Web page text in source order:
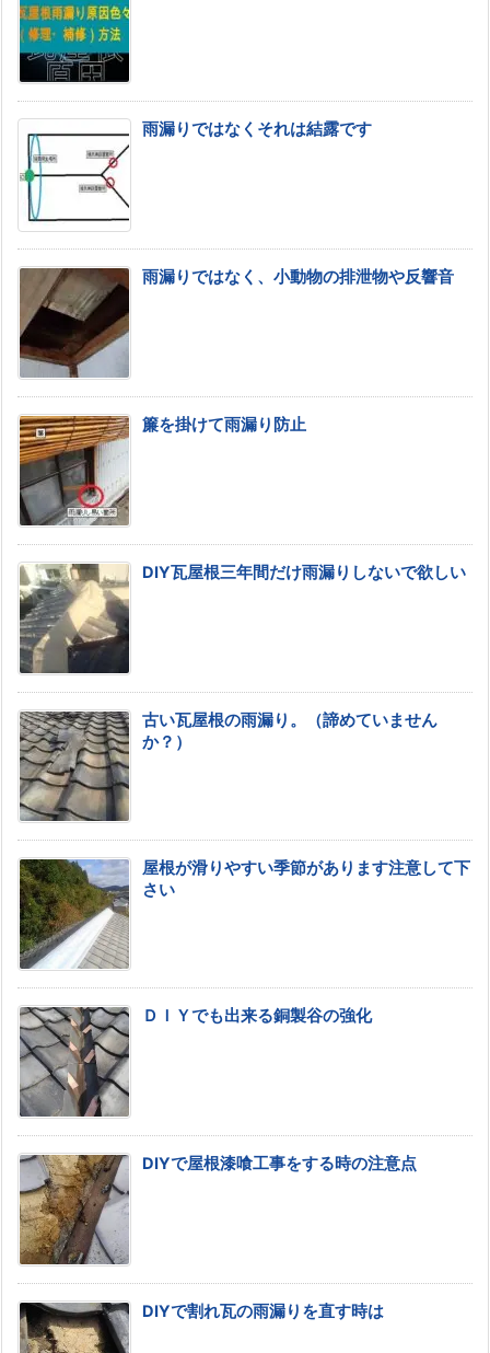
雨漏りではなくそれは結露です
雨漏りではなく、小動物の排泄物や反響音
簾を掛けて雨漏り防止
DIY瓦屋根三年間だけ雨漏りしないで欲しい
古い瓦屋根の雨漏り。（諦めていません
か？）
屋根が滑りやすい季節があります注意して下
さい
ＤＩＹでも出来る銅製谷の強化
DIYで屋根漆喰工事をする時の注意点
DIYで割れ瓦の雨漏りを直す時は